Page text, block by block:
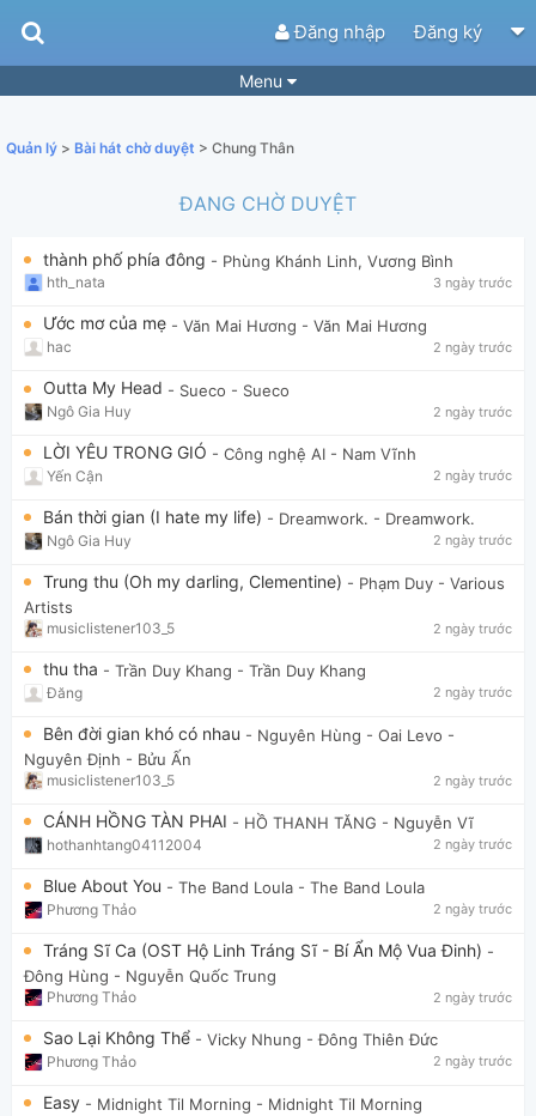
Đăng nhập Đăng ký
Menu
Tìm theo hợp âm Tải ứng dụng
Yêu cầu hợp âm
Tắt quảng cáo
Quản lý > Bài hát chờ duyệt > Chung Thân
ĐANG CHỜ DUYỆT
thành phố phía đông - Phùng Khánh Linh, Vương Bình
hth_nata 3 ngày trước
Ước mơ của mẹ - Văn Mai Hương - Văn Mai Hương
hac 2 ngày trước
Outta My Head - Sueco - Sueco
Ngô Gia Huy 2 ngày trước
LỜI YÊU TRONG GIÓ - Công nghệ AI - Nam Vĩnh
Yến Cận 2 ngày trước
Bán thời gian (I hate my life) - Dreamwork. - Dreamwork.
Ngô Gia Huy 2 ngày trước
Trung thu (Oh my darling, Clementine) - Phạm Duy - Various
Artists
musiclistener103_5 2 ngày trước
thu tha - Trần Duy Khang - Trần Duy Khang
Đăng 2 ngày trước
Bên đời gian khó có nhau - Nguyên Hùng - Oai Levo -
Nguyên Định - Bửu Ấn
musiclistener103_5 2 ngày trước
CÁNH HỒNG TÀN PHAI - HỒ THANH TĂNG - Nguyễn Vĩ
hothanhtang04112004 2 ngày trước
Blue About You - The Band Loula - The Band Loula
Phương Thảo 2 ngày trước
Tráng Sĩ Ca (OST Hộ Linh Tráng Sĩ - Bí Ẩn Mộ Vua Đinh) -
Đông Hùng - Nguyễn Quốc Trung
Phương Thảo 2 ngày trước
Sao Lại Không Thể - Vicky Nhung - Đông Thiên Đức
Phương Thảo 2 ngày trước
Easy - Midnight Til Morning - Midnight Til Morning